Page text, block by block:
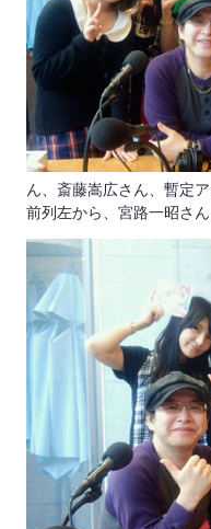
ん、斎藤嵩広さん、暫定
前列左から、宮路一昭さ